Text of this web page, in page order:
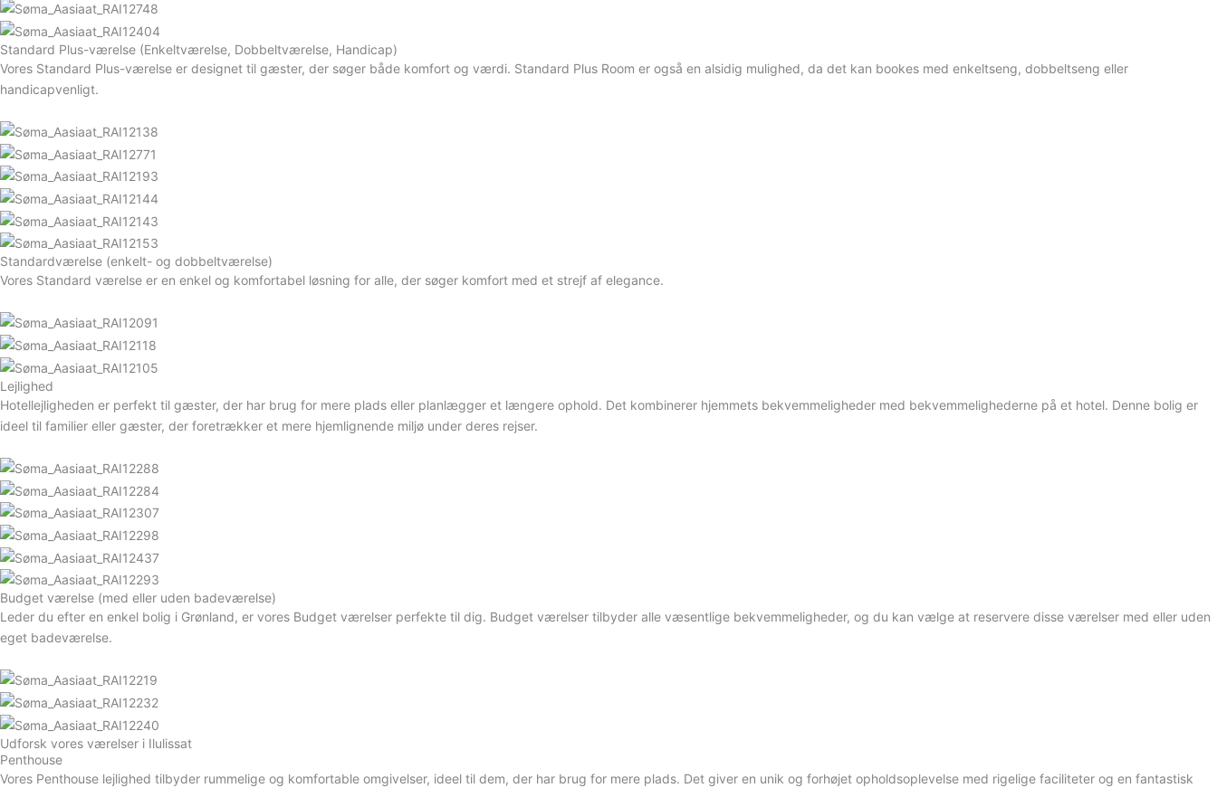
Standard Plus-værelse (Enkeltværelse, Dobbeltværelse, Handicap)
Vores Standard Plus-værelse er designet til gæster, der søger både komfort og værdi. Standard Plus Room er også en alsidig mulighed, da det kan bookes med enkeltseng, dobbeltseng eller
handicapvenligt.
Standardværelse (enkelt- og dobbeltværelse)
Vores Standard værelse er en enkel og komfortabel løsning for alle, der søger komfort med et strejf af elegance.
Lejlighed
Hotellejligheden er perfekt til gæster, der har brug for mere plads eller planlægger et længere ophold. Det kombinerer hjemmets bekvemmeligheder med bekvemmelighederne på et hotel. Denne bolig er
ideel til familier eller gæster, der foretrækker et mere hjemlignende miljø under deres rejser.
Budget værelse (med eller uden badeværelse)
Leder du efter en enkel bolig i Grønland, er vores Budget værelser perfekte til dig. Budget værelser tilbyder alle væsentlige bekvemmeligheder, og du kan vælge at reservere disse værelser med eller uden
eget badeværelse.
Udforsk vores værelser i Ilulissat
Penthouse
Vores Penthouse lejlighed tilbyder rummelige og komfortable omgivelser, ideel til dem, der har brug for mere plads. Det giver en unik og forhøjet opholdsoplevelse med rigelige faciliteter og en fantastisk